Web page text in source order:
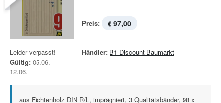
Preis: € 97,00
Leider verpasst!
Gültig: 05.06. -
12.06.
Händler: B1 Discount Baumarkt
aus Fichtenholz DIN R/L, imprägniert, 3 Qualitätsbänder, 98 x